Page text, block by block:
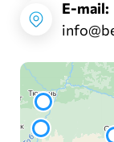
E-mail: